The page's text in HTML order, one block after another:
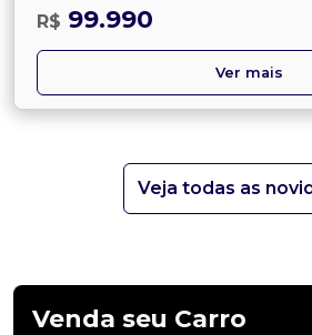
R$ 99.990
Ver mais
Veja todas as
Venda seu Carro